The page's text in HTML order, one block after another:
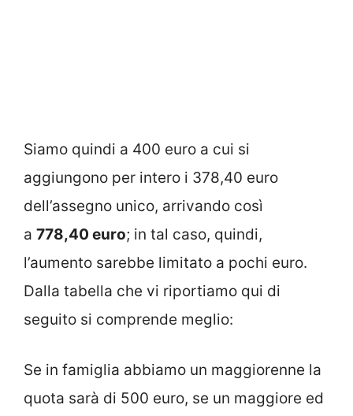
Siamo quindi a 400 euro a cui si
aggiungono per intero i 378,40 euro
dell’assegno unico, arrivando così
a 778,40 euro; in tal caso, quindi,
l’aumento sarebbe limitato a pochi euro.
Dalla tabella che vi riportiamo qui di
seguito si comprende meglio:
Se in famiglia abbiamo un maggiorenne la
quota sarà di 500 euro, se un maggiore ed